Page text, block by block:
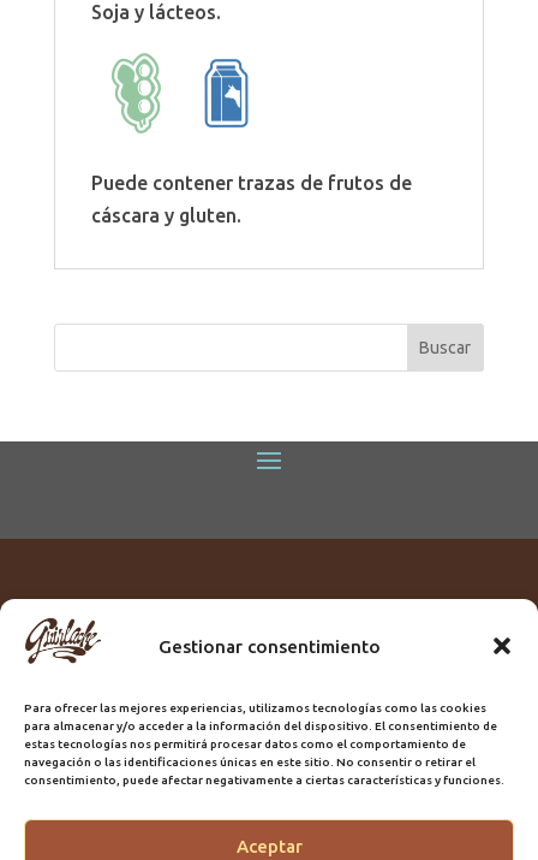
Gestionar consentimiento
Para ofrecer las mejores experiencias, utilizamos tecnologías como las cookies
para almacenar y/o acceder a la información del dispositivo. El consentimiento de
estas tecnologías nos permitirá procesar datos como el comportamiento de
navegación o las identificaciones únicas en este sitio. No consentir o retirar el
consentimiento, puede afectar negativamente a ciertas características y funciones.
Aceptar
Soja y lácteos.
Puede contener trazas de frutos de
cáscara y gluten.
Titular:
ROME GUIRLACHE SL.
Domicilio:Calle Triana, 68
Ciudad:Las Palmas de Gran Canaria
Registro Sanitario:GC/20/PH/7192